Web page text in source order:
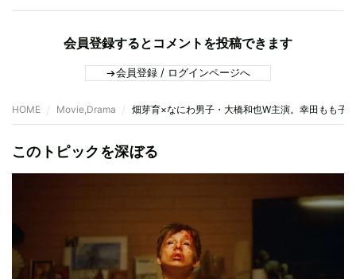
会員登録するとコメントを投稿できます
会員登録 / ログインページへ
HOME Movie,Drama 畑芽育×なにわ男子・大橋和也W主演。幸田もも子
このトピックを深ぼる